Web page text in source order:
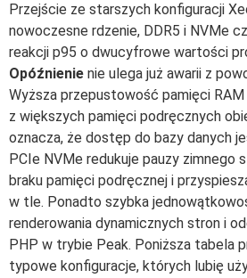
Przejście ze starszych konfiguracji
nowoczesne rdzenie, DDR5 i NVMe
reakcji p95 o dwucyfrowe wartości
Opóźnienie nie ulega już awarii z
Wyższa przepustowość pamięci
z większych pamięci podręcznych
oznacza, że dostęp do bazy danych
PCIe NVMe redukuje pauzy zimnego
braku pamięci podręcznej i
w tle. Ponadto szybka
renderowania dynamicznych stron i
PHP w trybie Peak. Poniższa tabela
typowe konfiguracje, których lubię